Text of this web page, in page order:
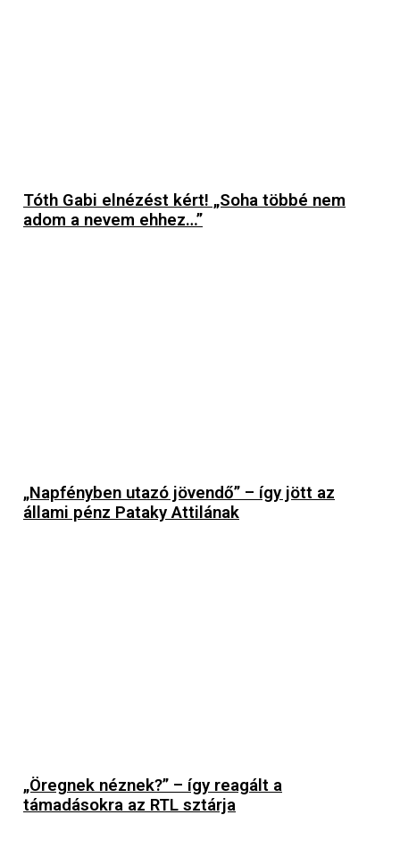
Tóth Gabi elnézést kért! „Soha többé nem
adom a nevem ehhez…”
„Napfényben utazó jövendő” – így jött az
állami pénz Pataky Attilának
„Öregnek néznek?” – így reagált a
támadásokra az RTL sztárja